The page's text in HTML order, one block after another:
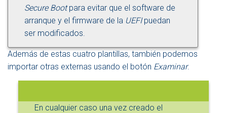
Secure Bootpara evitar que el software de
arranque y el firmware de la UEFIpuedan
ser modificados.
Además de estas cuatro plantillas, también podemos
importar otras externas usando el botón Examinar.
En cualquier caso una vez creado el